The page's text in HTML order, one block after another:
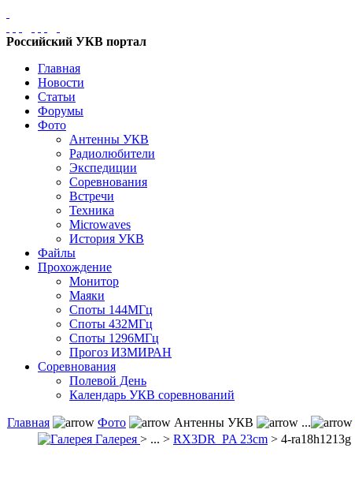
Российский УКВ портал
Главная
Новости
Статьи
Форумы
Фото
Антенны УКВ
Радиолюбители
Экспедиции
Соревнования
Встречи
Техника
Microwaves
История УКВ
Файлы
Прохождение
Монитор
Маяки
Споты 144МГц
Споты 432МГц
Споты 1296МГц
Прогоз ИЗМИРАН
Соревнования
Полевой День
Календарь УКВ соревнований
Главная Фото Антенны УКВ ...
Галерея > ... > RX3DR_PA 23cm > 4-ra18h1213g